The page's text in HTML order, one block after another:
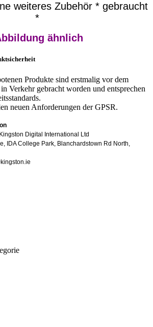
weiteres Zubehör * gebraucht
*
ähnlich
Produkte sind erstmalig vor dem
Verkehr gebracht worden und entsprechen
neuen Anforderungen der GPSR.
Digital International Ltd
College Park, Blanchardstown Rd North,